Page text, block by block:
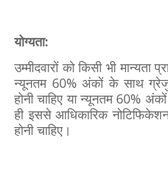
योग्यता:
उम्मीदवारों को किसी भी मान्यता
न्यूनतम 60% अंकों के साथ
होनी चाहिए या न्यूनतम 60%
ही इससे आधिकारिक
होनी चाहिए।